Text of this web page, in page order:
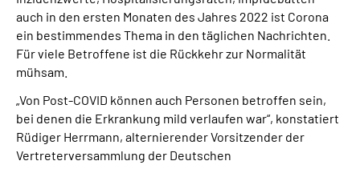
Online-Services
Inhalte in Gebärdensprache (DGS)
Leichte Sprache
Suche
auch in den ersten Monaten des Jahres 2022 ist Corona
ein bestimmendes Thema in den täglichen Nachrichten.
Für viele Betroffene ist die Rückkehr zur Normalität
mühsam.
„Von Post-COVID können auch Personen betroffen sein,
bei denen die Erkrankung mild verlaufen war“, konstatiert
Rüdiger Herrmann, alternierender Vorsitzender der
Vertreterversammlung der Deutschen